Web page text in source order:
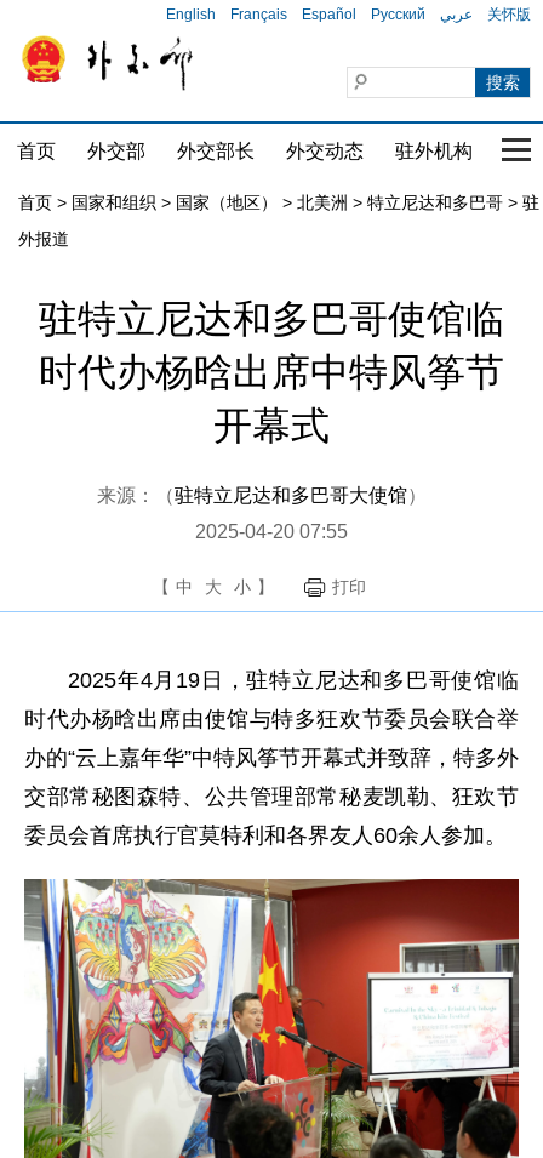
English Français Español Русский عربي 关怀版
首页 外交部 外交部长 外交动态 驻外机构 国
首页 > 国家和组织 > 国家（地区） > 北美洲 > 特立尼达和多巴哥 > 驻
外报道
驻特立尼达和多巴哥使馆临
时代办杨晗出席中特风筝节
开幕式
来源：（驻特立尼达和多巴哥大使馆）
2025-04-20 07:55
【 中 大 小 】 打印
2025年4月19日，驻特立尼达和多巴哥使馆临
时代办杨晗出席由使馆与特多狂欢节委员会联合举
办的“云上嘉年华”中特风筝节开幕式并致辞，特多外
交部常秘图森特、公共管理部常秘麦凯勒、狂欢节
委员会首席执行官莫特利和各界友人60余人参加。